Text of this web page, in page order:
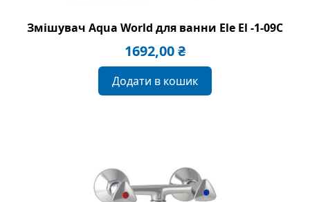
Змішувач Aqua World для ванни Ele El -1-09C
1692,00₴
Додати в кошик